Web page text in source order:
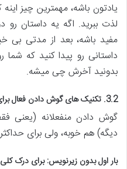
یادتون باشه، مهمترین چیز
لذت ببرید. اگه یه داستان
مفید باشه، بعد از مدتی
داستانی رو پیدا کنید که
بدونید آخرش چی میشه.
3.2. تکنیک های گوش دادن فعال برای حداکثر بهره وری
گوش دادن منفعلانه (یعنی
دیگه) هم خوبه، ولی برای
بار اول بدون زیرنویس: برای درک کلی